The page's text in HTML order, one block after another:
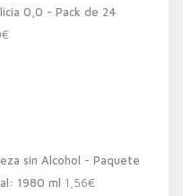
0,0 - Pack de 24
€
sin Alcohol - Paquete
1980 ml 1,56€